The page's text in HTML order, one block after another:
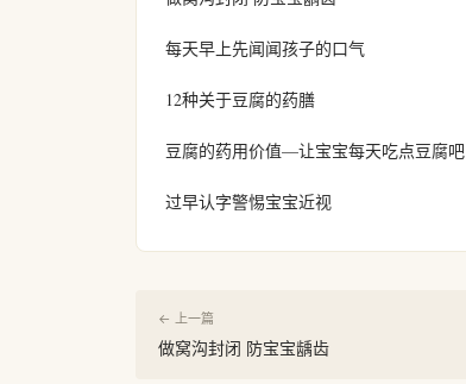
每天早上先闻闻孩子的口气
12种关于豆腐的药膳
豆腐的药用价值—让宝宝每天吃点豆腐吧
过早认字警惕宝宝近视
← 上一篇
做窝沟封闭 防宝宝龋齿